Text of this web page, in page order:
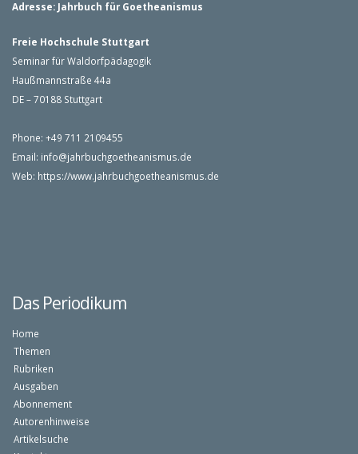
Adresse: Jahrbuch für Goetheanismus
Freie Hochschule Stuttgart
Seminar für Waldorfpädagogik
Haußmannstraße 44a
DE – 70188 Stuttgart
Phone: +49 711 2109455
Email: info@jahrbuchgoetheanismus.de
Web: https://www.jahrbuchgoetheanismus.de
Das Periodikum
Home
Themen
Rubriken
Ausgaben
Abonnement
Autorenhinweise
Artikelsuche